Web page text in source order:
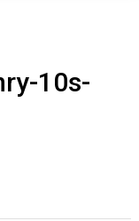
10s-